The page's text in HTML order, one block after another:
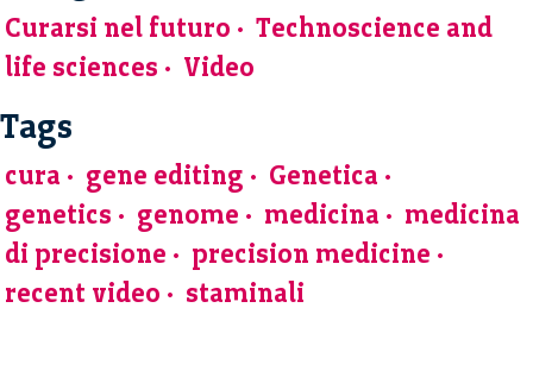
Curarsi nel futuro
Technoscience and
life sciences
Video
Tags
cura gene editing
Genetica
genetics
genome medicina
medicina
di precisione
precision medicine
recent video
staminali